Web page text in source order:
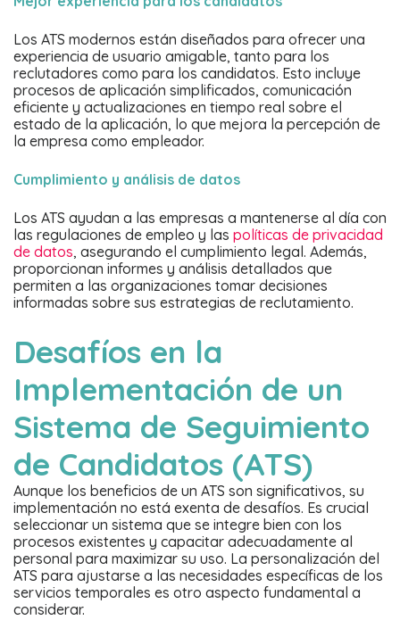
Los ATS modernos están diseñados para ofrecer una
experiencia de usuario amigable, tanto para los
reclutadores como para los candidatos. Esto incluye
procesos de aplicación simplificados, comunicación
eficiente y actualizaciones en tiempo real sobre el
estado de la aplicación, lo que mejora la percepción de
la empresa como empleador.
Cumplimiento y análisis de datos
Los ATS ayudan a las empresas a mantenerse al día con
las regulaciones de empleo y las políticas de privacidad
de datos, asegurando el cumplimiento legal. Además,
proporcionan informes y análisis detallados que
permiten a las organizaciones tomar decisiones
informadas sobre sus estrategias de reclutamiento.
Desafíos en la
Implementación de un
Sistema de Seguimiento
de Candidatos (ATS)
Aunque los beneficios de un ATS son significativos, su
implementación no está exenta de desafíos. Es crucial
seleccionar un sistema que se integre bien con los
procesos existentes y capacitar adecuadamente al
personal para maximizar su uso. La personalización del
ATS para ajustarse a las necesidades específicas de los
servicios temporales es otro aspecto fundamental a
considerar.